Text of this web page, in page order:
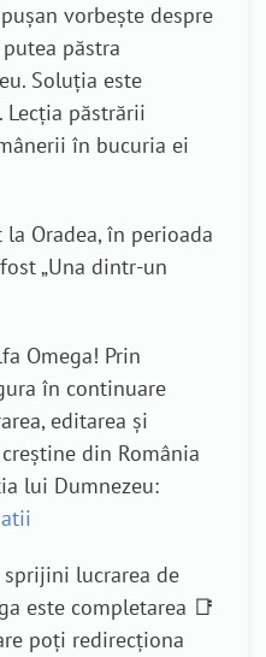
vorbește despre
păstra
Soluția este
Lecția păstrării
în bucuria ei
Oradea, în perioada
„Una dintr-un
Omega! Prin
în continuare
editarea și
din România
lui Dumnezeu:
lucrarea de
este completarea 📑
poți redirecționa